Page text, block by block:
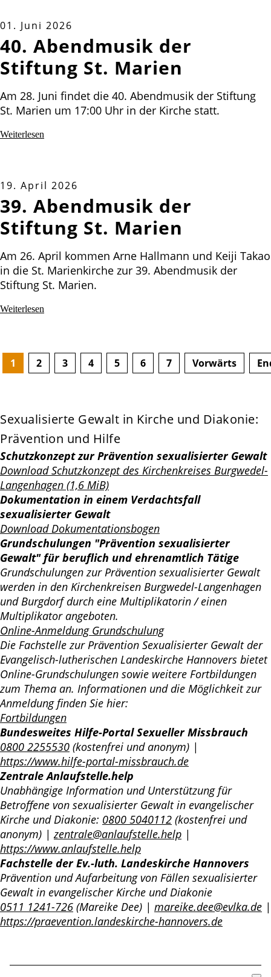
01. Juni 2026
40. Abendmusik der
Stiftung St. Marien
Am 28. Juni findet die 40. Abendmusik der Stiftung
St. Marien um 17:00 Uhr in der Kirche statt.
Weiterlesen
19. April 2026
39. Abendmusik der
Stiftung St. Marien
Am 26. April kommen Arne Hallmann und Keiji Takao
in die St. Marienkirche zur 39. Abendmusik der
Stiftung St. Marien.
Weiterlesen
1 2 3 4 5 6 7 Vorwärts
Sexualisierte Gewalt in Kirche und Diakonie:
Prävention und Hilfe
Schutzkonzept zur Prävention sexualisierter Gewalt
Download Schutzkonzept des Kirchenkreises Burgwedel-
Langenhagen (1,6 MiB)
Dokumentation in einem Verdachtsfall
sexualisierter Gewalt
Download Dokumentationsbogen
Grundschulungen "Prävention sexualisierter
Gewalt" für beruflich und ehrenamtlich Tätige
Grundschulungen zur Prävention sexualisierter Gewalt
werden in den Kirchenkreisen Burgwedel-Langenhagen
und Burgdorf durch eine Multiplikatorin / einen
Multiplikator angeboten.
Online-Anmeldung Grundschulung
Die Fachstelle zur Prävention Sexualisierter Gewalt der
Evangelisch-lutherischen Landeskirche Hannovers bietet
Online-Grundschulungen sowie weitere Fortbildungen
zum Thema an. Informationen und die Möglichkeit zur
Anmeldung finden Sie hier:
Fortbildungen
Bundesweites Hilfe-Portal Sexueller Missbrauch
0800 2255530 (kostenfrei und anonym) |
https://www.hilfe-portal-missbrauch.de
Zentrale Anlaufstelle.help
Unabhängige Information und Unterstützung für
Betroffene von sexualisierter Gewalt in evangelischer
Kirche und Diakonie: 0800 5040112 (kostenfrei und
anonym) |zentrale@anlaufstelle.help |
https://www.anlaufstelle.help
Fachstelle der Ev.-luth. Landeskirche Hannovers
Prävention und Aufarbeitung von Fällen sexualisierter
Gewalt in evangelischer Kirche und Diakonie
0511 1241-726 (Mareike Dee) | mareike.dee@evlka.de |
https://praevention.landeskirche-hannovers.de